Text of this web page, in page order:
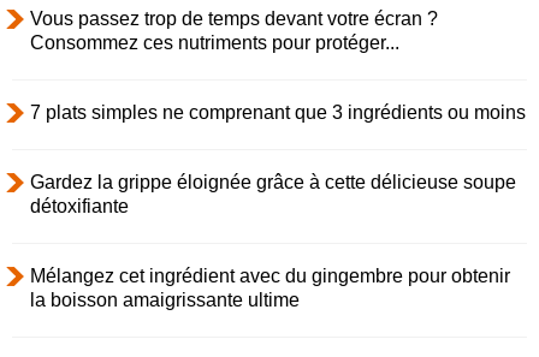
Vous passez trop de temps devant votre écran ?
Consommez ces nutriments pour protéger...
7 plats simples ne comprenant que 3 ingrédients ou moins
Gardez la grippe éloignée grâce à cette délicieuse soupe
détoxifiante
Mélangez cet ingrédient avec du gingembre pour obtenir
la boisson amaigrissante ultime